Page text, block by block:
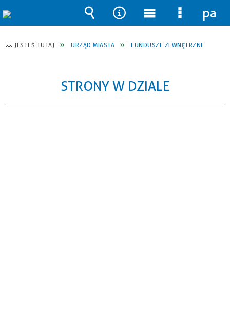
JESTEŚ TUTAJ URZĄD MIASTA FUNDUSZE ZEWNĘTRZNE
STRONY W DZIALE
Wyszukiwarka
Narzędzia
Menu
główne
Menu